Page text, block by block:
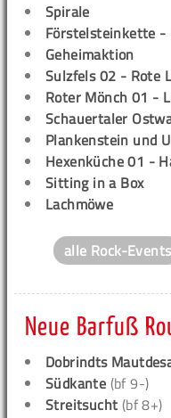
Spirale
Förstelsteinkette -
Geheimaktion
Sulzfels 02 - Rote
Roter Mönch 01 -
Schauertaler
Plankenstein und
Hexenküche 01 -
Sitting in a Box
Lachmöwe
alle Rock-Events
Neue Barfuß
Dobrindts
Südkante (bf 9-)
Streitsucht (bf 8+)